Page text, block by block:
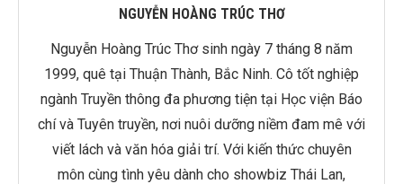
NGUYỄN HOÀNG TRÚC THƠ
Nguyễn Hoàng Trúc Thơ sinh ngày 7 tháng 8 năm
1999, quê tại Thuận Thành, Bắc Ninh. Cô tốt nghiệp
ngành Truyền thông đa phương tiện tại Học viện Báo
chí và Tuyên truyền, nơi nuôi dưỡng niềm đam mê với
viết lách và văn hóa giải trí. Với kiến thức chuyên
môn cùng tình yêu dành cho showbiz Thái Lan,